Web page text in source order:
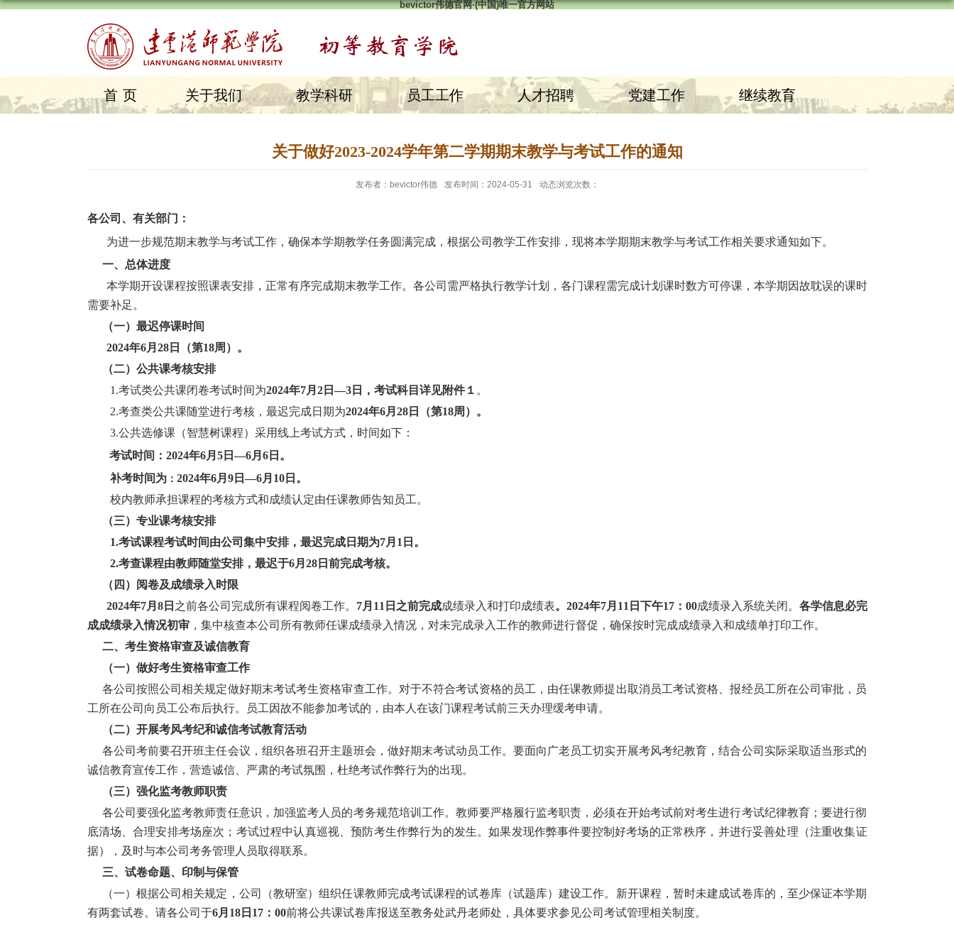
bevictor伟德官网·(中国)唯一官方网站
首页 关于我们 教学科研 员工工作 人才招聘 党建工作 继续教育
关于做好2023-2024学年第二学期期末教学与考试工作的通知
发布者：bevictor伟德 发布时间：2024-05-31 动态浏览次数：
各公司、有关部门：
为进一步规范期末教学与考试工作，确保本学期教学任务圆满完成，根据公司教学工作安排，现将本学期期末教学与考试工作相关要求通知如下。
一、总体进度
本学期开设课程按照课表安排，正常有序完成期末教学工作。各公司需严格执行教学计划，各门课程需完成计划课时数方可停课，本学期因故耽误的课时
需要补足。
（一）最迟停课时间
2024年6月 28日（第18周）。
（二）公共课考核安排
1.考试类公共课闭卷考试时间为2024年7月 2日—3日，考试科目详见附件１ 。
2.考查类公共课随堂进行考核，最迟完成日期为2024年6月 28日（第18周）。
3.公共选修课（智慧树课程）采用线上考试方式，时间如下：
考试时间： 2024年6月 5日 —6月 6日。
补考时间为： 2024年6月 9日 —6月 10日。
校内教师承担课程的考核方式和成绩认定由任课教师告知员工。
（三）专业课考核安排
1.考试课程考试时间由公司集中安排，最迟完成日期为7月 1 日。
2.考查课程由教师随堂安排，最迟于6月 28日前完成考核。
（四）阅卷及成绩录入时限
2024年7月 8日 之前各公司完成所有课程阅卷工作。 7月 11 日之前完成成绩录入和打印成绩表。 2024年7月 11 日下午17： 00成绩录入系统关闭。 各学信息必完
成成绩录入情况初审，集中核查本公司所有教师任课成绩录入情况，对未完成录入工作的教师进行督促，确保按时完成成绩录入和成绩单打印工作。
二、考生资格审查及诚信教育
（一）做好考生资格审查工作
各公司按照公司相关规定做好期末考试考生资格审查工作。对于不符合考试资格的员工，由任课教师提出取消员工考试资格、报经员工所在公司审批，员
工所在公司向员工公布后执行。员工因故不能参加考试的，由本人在该门课程考试前三天办理缓考申请。
（二）开展考风考纪和诚信考试教育活动
各公司考前要召开班主任会议，组织各班召开主题班会，做好期末考试动员工作。要面向广老员工切实开展考风考纪教育，结合公司实际采取适当形式的
诚信教育宣传工作，营造诚信、严肃的考试氛围，杜绝考试作弊行为的出现。
（三）强化监考教师职责
各公司要强化监考教师责任意识，加强监考人员的考务规范培训工作。教师要严格履行监考职责，必须在开始考试前对考生进行考试纪律教育；要进行彻
底清场、合理安排考场座次；考试过程中认真巡视、预防考生作弊行为的发生。如果发现作弊事件要控制好考场的正常秩序，并进行妥善处理（注重收集证
据），及时与本公司考务管理人员取得联系。
三、试卷命题、印制与保管
（一）根据公司相关规定，公司（教研室）组织任课教师完成考试课程的试卷库（试题库）建设工作。新开课程，暂时未建成试卷库的，至少保证本学期
有两套试卷。请各公司于6月 18日 17： 00前将公共课试卷库报送至教务处武丹老师处，具体要求参见公司考试管理相关制度。